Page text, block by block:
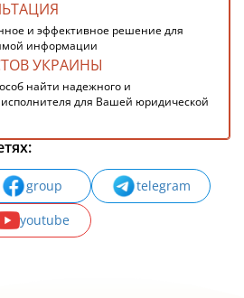
и эффективное решение для
информации
УКРАИНЫ
найти надежного и
для Вашей юридической
group
telegram
youtube